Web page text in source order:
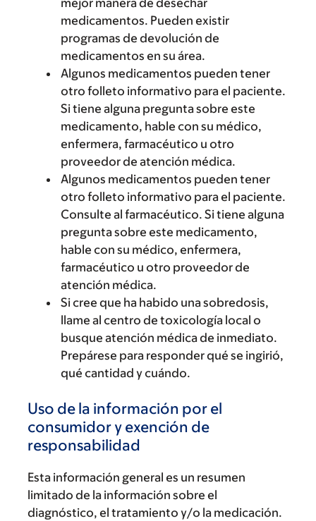
mejor manera de desechar
medicamentos. Pueden existir
programas de devolución de
medicamentos en su área.
Algunos medicamentos pueden tener
otro folleto informativo para el paciente.
Si tiene alguna pregunta sobre este
medicamento, hable con su médico,
enfermera, farmacéutico u otro
proveedor de atención médica.
Algunos medicamentos pueden tener
otro folleto informativo para el paciente.
Consulte al farmacéutico. Si tiene alguna
pregunta sobre este medicamento,
hable con su médico, enfermera,
farmacéutico u otro proveedor de
atención médica.
Si cree que ha habido una sobredosis,
llame al centro de toxicología local o
busque atención médica de inmediato.
Prepárese para responder qué se ingirió,
qué cantidad y cuándo.
Uso de la información por el
consumidor y exención de
responsabilidad
Esta información general es un resumen
limitado de la información sobre el
diagnóstico, el tratamiento y/o la medicación.